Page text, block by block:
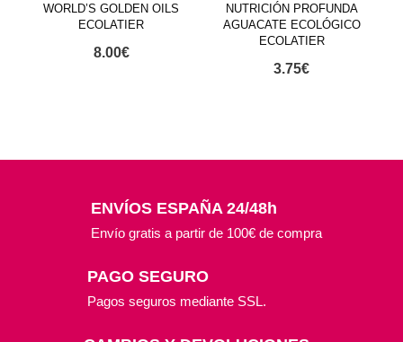
WORLD’S GOLDEN OILS
ECOLATIER
8.00€
NUTRICIÓN PROFUNDA
AGUACATE ECOLÓGICO
ECOLATIER
3.75€
ENVÍOS ESPAÑA 24/48h
Envío gratis a partir de 100€ de compra
PAGO SEGURO
Pagos seguros mediante SSL.